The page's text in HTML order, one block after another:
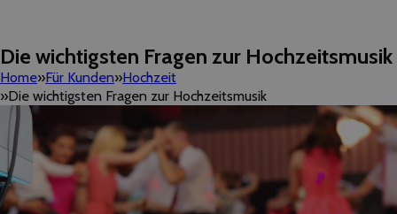
Die wichtigsten Fragen zur Hochzeitsmusik
Home Für Kunden Hochzeit
Die wichtigsten Fragen zur Hochzeitsmusik